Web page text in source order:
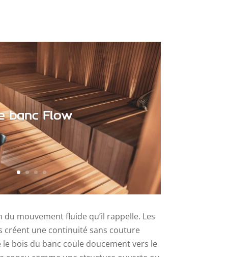
banc Flow
du mouvement fluide qu’il rappelle. Les
créent une continuité sans couture
bois du banc coule doucement vers le